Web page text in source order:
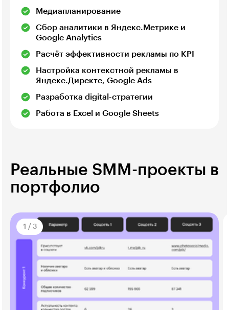
Медиапланирование
Сбор аналитики в Яндекс.Метрике и
Google Analytics
Расчёт эффективности рекламы по KPI
Настройка контекстной рекламы в
Яндекс.Директе, Google Ads
Разработка digital-стратегии
Работа в Excel и Google Sheets
Реальные SMM-проекты в
портфолио
1 / 3